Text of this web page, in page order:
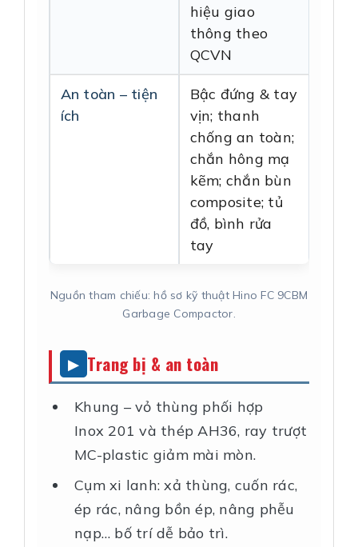
hiệu giao
thông theo
QCVN
An toàn – tiện
ích
Bậc đứng & tay
vịn; thanh
chống an toàn;
chắn hông mạ
kẽm; chắn bùn
composite; tủ
đồ, bình rửa
tay
Nguồn tham chiếu: hồ sơ kỹ thuật Hino FC 9CBM
Garbage Compactor.
Trang bị & an toàn
Khung – vỏ thùng phối hợp
Inox 201 và thép AH36, ray trượt
MC-plastic giảm mài mòn.
Cụm xi lanh: xả thùng, cuốn rác,
ép rác, nâng bồn ép, nâng phễu
nạp… bố trí dễ bảo trì.